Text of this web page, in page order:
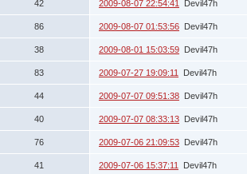
42 2009-08-07 22:54:41 Devil47h
86 2009-08-07 01:53:56 Devil47h
38 2009-08-01 15:03:59 Devil47h
83 2009-07-27 19:09:11 Devil47h
44 2009-07-07 09:51:38 Devil47h
40 2009-07-07 08:33:13 Devil47h
76 2009-07-06 21:09:53 Devil47h
41 2009-07-06 15:37:11 Devil47h